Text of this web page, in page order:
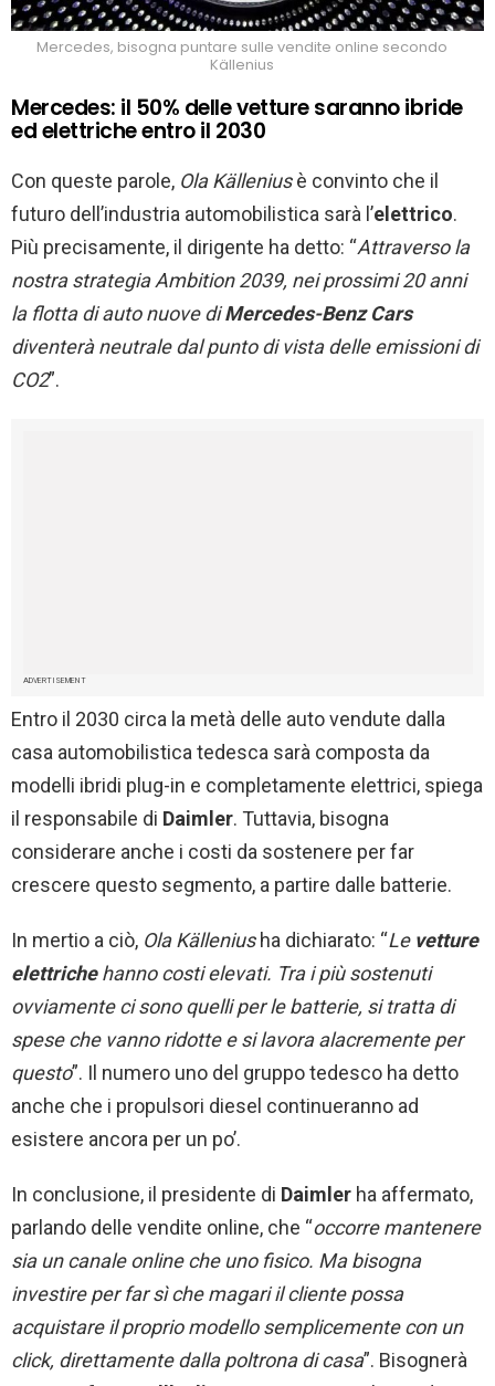
Mercedes, bisogna puntare sulle vendite online secondo
Källenius
Mercedes: il 50% delle vetture saranno ibride
ed elettriche entro il 2030
Con queste parole, Ola Källeniusè convinto che il
futuro dell’industria automobilistica sarà l’elettrico.
Più precisamente, il dirigente ha detto: “Attraverso la
nostra strategia Ambition 2039, nei prossimi 20 anni
la flotta di auto nuove diMercedes-Benz Cars
diventerà neutrale dal punto di vista delle emissioni di
CO2”.
ADVERTISEMENT
Entro il 2030 circa la metà delle auto vendute dalla
casa automobilistica tedesca sarà composta da
modelli ibridi plug-in e completamente elettrici, spiega
il responsabile di Daimler. Tuttavia, bisogna
considerare anche i costi da sostenere per far
crescere questo segmento, a partire dalle batterie.
In mertio a ciò, Ola Källeniusha dichiarato: “Le vetture
elettrichehanno costi elevati. Tra i più sostenuti
ovviamente ci sono quelli per le batterie, si tratta di
spese che vanno ridotte e si lavora alacremente per
questo”. Il numero uno del gruppo tedesco ha detto
anche che i propulsori diesel continueranno ad
esistere ancora per un po’.
In conclusione, il presidente di Daimler ha affermato,
parlando delle vendite online, che “occorre mantenere
sia un canale online che uno fisico. Ma bisogna
investire per far sì che magari il cliente possa
acquistare il proprio modello semplicemente con un
click, direttamente dalla poltrona di casa”. Bisognerà